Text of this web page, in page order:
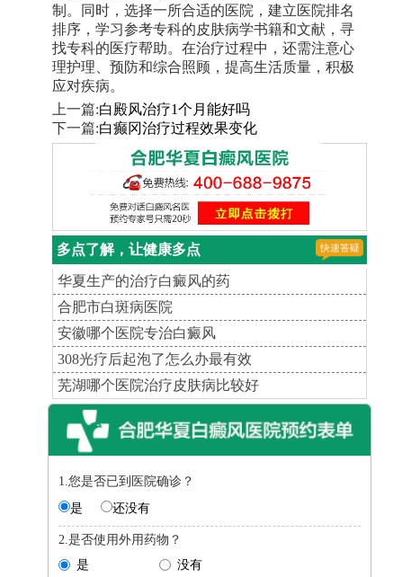
制。同时，选择一所合适的医院，建立医院排名
排序，学习参考专科的皮肤病学书籍和文献，寻
找专科的医疗帮助。在治疗过程中，还需注意心
理护理、预防和综合照顾，提高生活质量，积极
应对疾病。
上一篇:白殿风治疗1个月能好吗
下一篇:白癫冈治疗过程效果变化
多点了解，让健康多点
华夏生产的治疗白癜风的药
合肥市白斑病医院
安徽哪个医院专治白癜风
308光疗后起泡了怎么办最有效
芜湖哪个医院治疗皮肤病比较好
1.您是否已到医院确诊？
是
还没有
2.是否使用外用药物？
是
没有